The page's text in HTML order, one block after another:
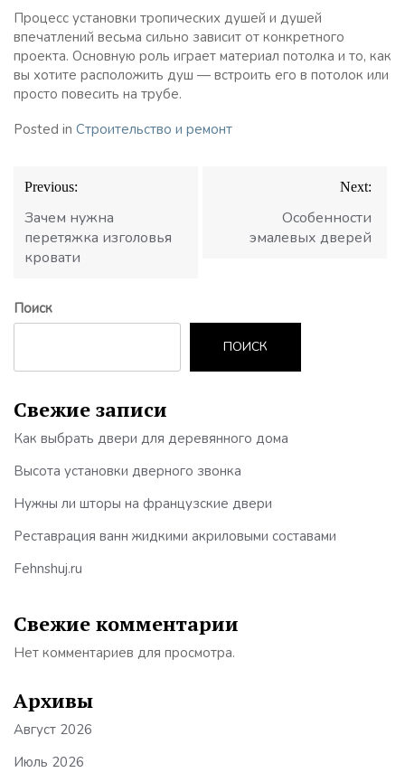
Процесс установки тропических душей и душей
впечатлений весьма сильно зависит от конкретного
проекта. Основную роль играет материал потолка и то, как
вы хотите расположить душ — встроить его в потолок или
просто повесить на трубе.
Posted in Строительство и ремонт
Навигация
по
записям
Previous:
Зачем нужна
перетяжка изголовья
кровати
Next:
Особенности
эмалевых дверей
Поиск
ПОИСК
Свежие записи
Как выбрать двери для деревянного дома
Высота установки дверного звонка
Нужны ли шторы на французские двери
Реставрация ванн жидкими акриловыми составами
Fehnshuj.ru
Свежие комментарии
Нет комментариев для просмотра.
Архивы
Август 2026
Июль 2026